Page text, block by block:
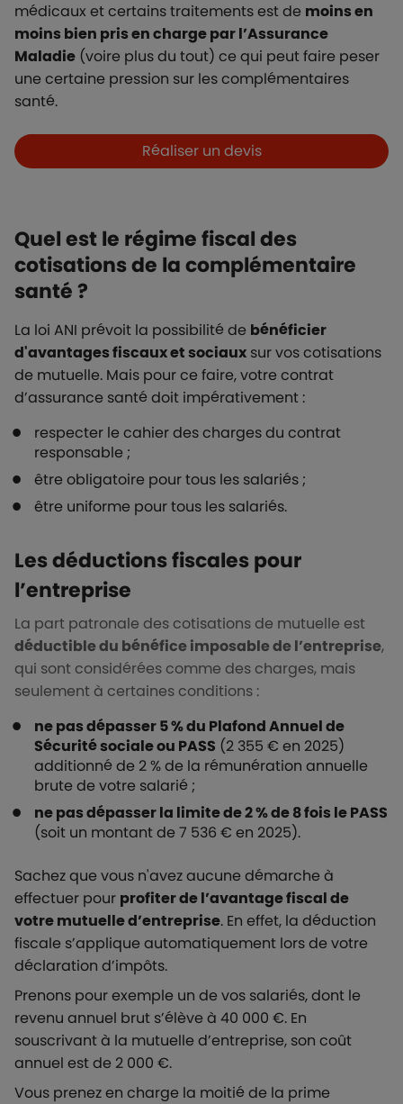
médicaux et certains traitements est de moins en
moins bien pris en charge par l’Assurance
Maladie (voire plus du tout) ce qui peut faire peser
une certaine pression sur les complémentaires
santé.
Boutons et liens
Réaliser un devis
Quel est le régime fiscal des
cotisations de la complémentaire
santé ?
La loi ANI prévoit la possibilité de bénéficier
d'avantages fiscaux et sociaux sur vos cotisations
de mutuelle. Mais pour ce faire, votre contrat
d’assurance santé doit impérativement :
respecter le cahier des charges du contrat
responsable ;
être obligatoire pour tous les salariés ;
être uniforme pour tous les salariés.
Les déductions fiscales pour
l’entreprise
La part patronale des cotisations de mutuelle est
déductible du bénéfice imposable de l’entreprise,
qui sont considérées comme des charges, mais
seulement à certaines conditions :
ne pas dépasser 5 % du Plafond Annuel de
Sécurité sociale ou PASS (2 355 € en 2025)
additionné de 2 % de la rémunération annuelle
brute de votre salarié ;
ne pas dépasser la limite de 2 % de 8 fois le PASS
(soit un montant de 7 536 € en 2025).
Sachez que vous n'avez aucune démarche à
effectuer pour profiter de l’avantage fiscal de
votre mutuelle d’entreprise. En effet, la déduction
fiscale s’applique automatiquement lors de votre
déclaration d’impôts.
Prenons pour exemple un de vos salariés, dont le
revenu annuel brut s’élève à 40 000 €. En
souscrivant à la mutuelle d’entreprise, son coût
annuel est de 2 000 €.
Vous prenez en charge la moitié de la prime